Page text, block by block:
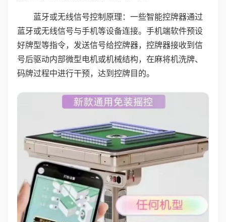
蓝牙或无线信号控制原理：一些智能控牌器通过
蓝牙或无线信号与手机等设备连接。手机端软件预设
好牌型等指令，发送信号给控牌器，控牌器接收到信
号后驱动内部微型电机或机械结构，在麻将机洗牌、
码牌过程中进行干预，达到控牌目的。